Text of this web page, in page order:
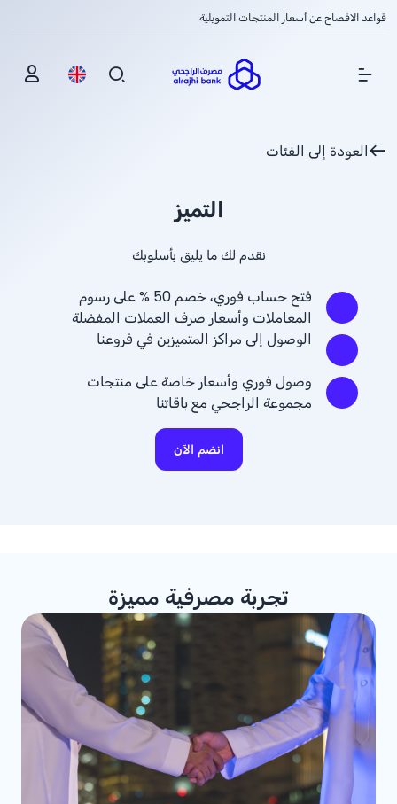
قواعد الافصاح عن أسعار المنتجات التمويلية
Show Menu
العودة إلى الفئات
التميز
نقدم لك ما يليق بأسلوبك
فتح حساب فوري، خصم % 50
المعاملات وأسعار صرف العملات المفضلة
الوصول إلى مراكز المتميزين في فروعنا
مجموعة الراجحي مع باقاتنا
انضم الآن
تجربة مصرفية مميزة